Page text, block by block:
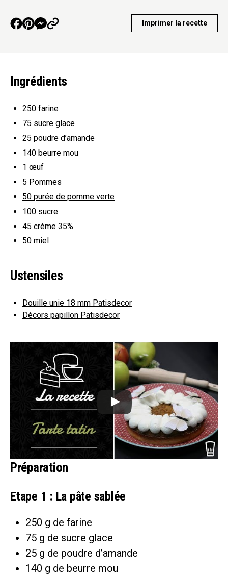
Imprimer la recette
Ingrédients
250 farine
75 sucre glace
25 poudre d’amande
140 beurre mou
1 œuf
5 Pommes
50 purée de pomme verte
100 sucre
45 crème 35%
50 miel
Ustensiles
Douille unie 18 mm Patisdecor
Décors papillon Patisdecor
Préparation
Etape 1 : La pâte sablée
250 g de farine
75 g de sucre glace
25 g de poudre d’amande
140 g de beurre mou